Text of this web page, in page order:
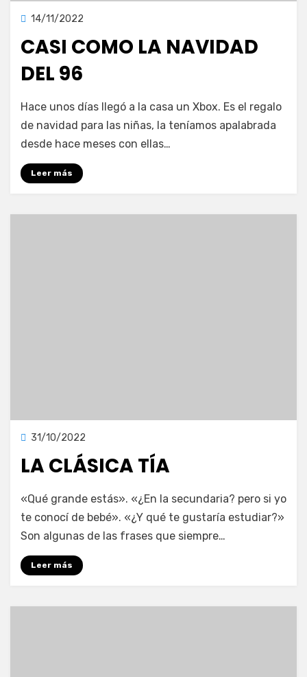
Publicada
14/11/2022
CASI COMO LA NAVIDAD
DEL 96
vonnelara
Deja un comentario
en
Casi
como
la
Hace unos días llegó a la casa un Xbox. Es el regalo
de navidad para las niñas, la teníamos apalabrada
desde hace meses con ellas…
Leer más
Publicada
31/10/2022
LA CLÁSICA TÍA
por vonnelara
Deja un comentario
clásica
tía
«Qué grande estás». «¿En la secundaria? pero si yo
te conocí de bebé». «¿Y qué te gustaría estudiar?»
Son algunas de las frases que siempre…
Leer más